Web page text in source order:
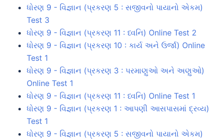
ધોરણ 9 - વિજ્ઞાન (પ્રકરણ 5 : સજીવનો પાયાનો એકમ)
Test 3
ધોરણ 9 - વિજ્ઞાન (પ્રકરણ 11 : ધ્વનિ) Online Test 2
ધોરણ 9 - વિજ્ઞાન (પ્રકરણ 10 : કાર્ય અને ઉર્જા) Online
Test 1
ધોરણ 9 - વિજ્ઞાન (પ્રકરણ 3 : પરમાણુઓ અને અણુઓ)
Online Test 1
ધોરણ 9 - વિજ્ઞાન (પ્રકરણ 11 : ધ્વનિ) Online Test 1
ધોરણ 9 - વિજ્ઞાન (પ્રકરણ 1 : આપણી આસપાસમાં દ્રવ્ય)
Test 1
ધોરણ 9 - વિજ્ઞાન (પ્રકરણ 5 : સજીવનો પાયાનો એકમ)